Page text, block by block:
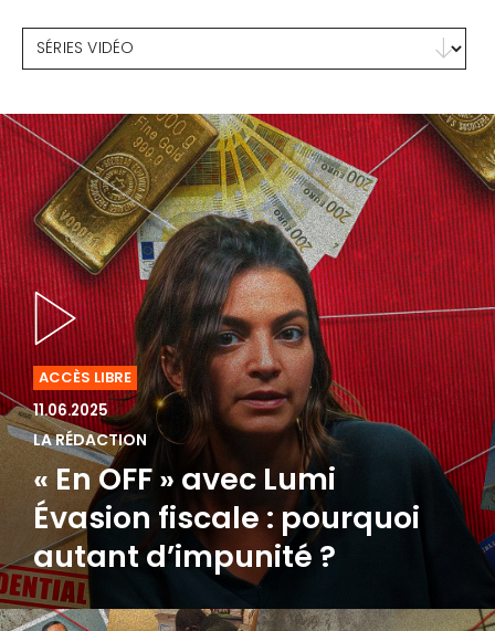
Toutes les vidéos
Sélectionnez le contenu
ACCÈS LIBRE
11.06.2025
LA RÉDACTION
« En OFF » avec Lumi
Évasion fiscale : pourquoi
autant d’impunité ?